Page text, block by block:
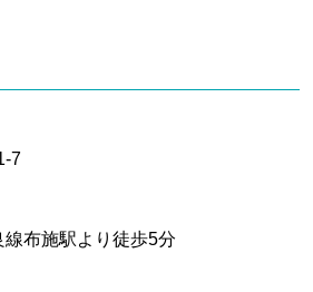
7
布施駅より徒歩5分